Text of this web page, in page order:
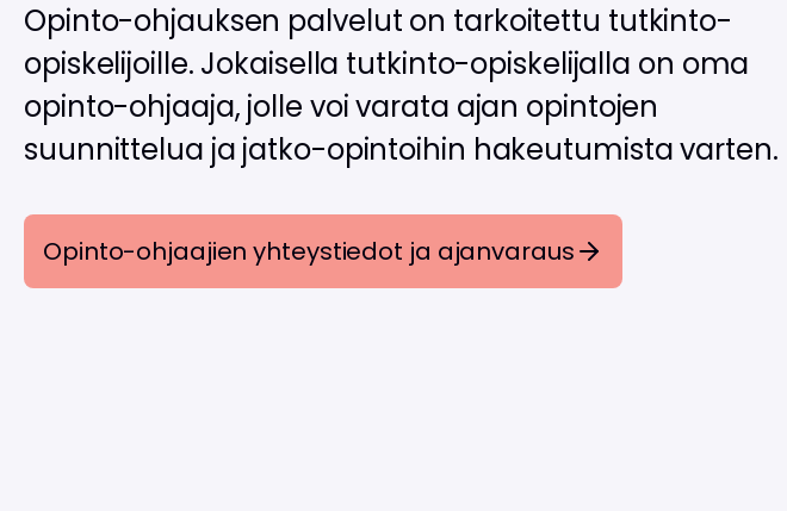
Opinto-ohjauksen palvelut on tarkoitettu tutkinto-
opiskelijoille. Jokaisella tutkinto-opiskelijalla on oma
opinto-ohjaaja, jolle voi varata ajan opintojen
suunnittelua ja jatko-opintoihin hakeutumista varten.
Opinto-ohjaajien yhteystiedot ja ajanvaraus